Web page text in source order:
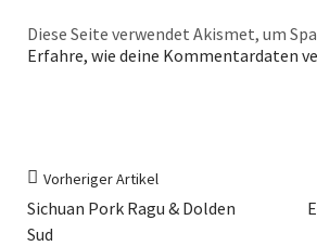
Diese Seite verwendet Akismet, um
Erfahre, wie deine Kommentardaten
Vorheriger Artikel
Sichuan Pork Ragu & Dolden
Sud